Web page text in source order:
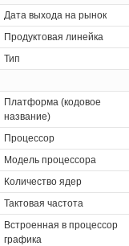
Дата выхода на рынок
Продуктовая линейка
Тип
Платформа (кодовое
название)
Процессор
Модель процессора
Количество ядер
Тактовая частота
Встроенная в процессор
графика